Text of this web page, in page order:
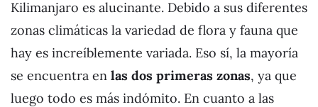
Kilimanjaro es alucinante. Debido a sus diferentes
zonas climáticas la variedad de flora y fauna que
hay es increíblemente variada. Eso sí, la mayoría
se encuentra en las dos primeras zonas, ya que
luego todo es más indómito. En cuanto a las